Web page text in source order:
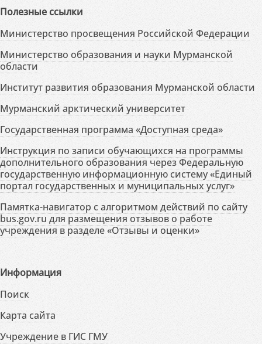
Полезные ссылки
Министерство просвещения Российской Федерации
Министерство образования и науки Мурманской
области
Институт развития образования Мурманской области
Мурманский арктический университет
Государственная программа «Доступная среда»
Инструкция по записи обучающихся на программы
дополнительного образования через Федеральную
государственную информационную систему «Единый
портал государственных и муниципальных услуг»
Памятка-навигатор с алгоритмом действий по сайту
bus.gov.ru для размещения отзывов о работе
учреждения в разделе «Отзывы и оценки»
Информация
Поиск
Карта сайта
Учреждение в ГИС ГМУ